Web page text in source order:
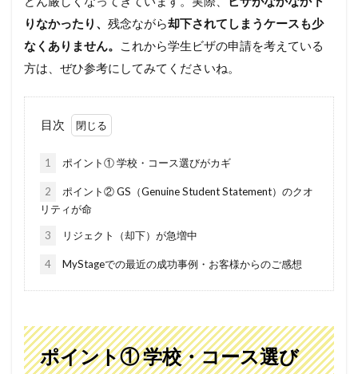
りなかったり、 残念ながら却下されてしまうケースも少
なくありません。
これから学生ビザの申請を考えている
方は、ぜひ参考にしてみてくださいね。
目次
1 ポイント① 学校・コース選びがカギ
2
ポイント② GS（Genuine Student Statement）のクオ
リティが命
3 リジェクト（却下）が急増中
4 MyStageでの最近の成功事例・お客様からのご感想
ポイント①学校・コース選び